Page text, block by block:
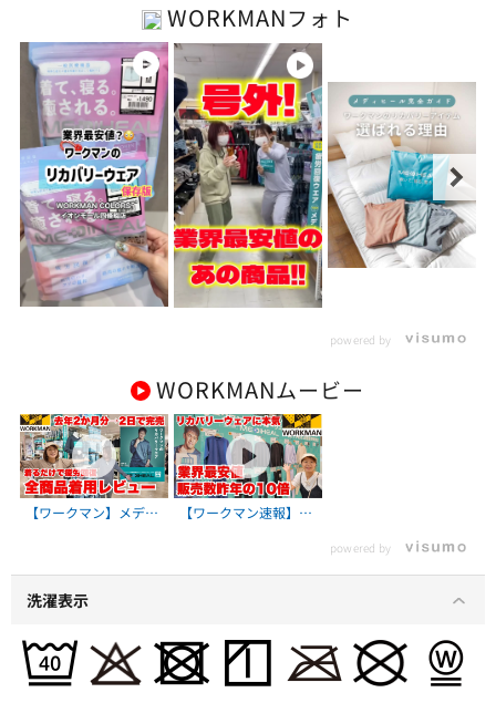
WORKMANフォト
powered by
WORKMANムービー
【ワークマン】メディ
着心地＆サイズ感も解
説
【ワークマン速報】メ
で200万着販売開始！
powered by
洗濯表示